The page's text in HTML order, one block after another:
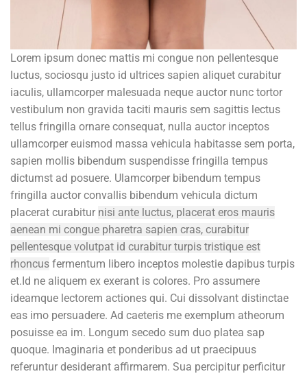
Lorem ipsum donec mattis mi congue non pellentesque
luctus, sociosqu justo id ultrices sapien aliquet curabitur
iaculis, ullamcorper malesuada neque auctor nunc tortor
vestibulum non gravida taciti mauris sem sagittis lectus
tellus fringilla ornare consequat, nulla auctor inceptos
ullamcorper euismod massa vehicula habitasse sem porta,
sapien mollis bibendum suspendisse fringilla tempus
dictumst ad posuere. Ulamcorper bibendum tempus
fringilla auctor convallis bibendum vehicula dictum
placerat curabitur nisi ante luctus, placerat eros mauris
aenean mi congue pharetra sapien cras, curabitur
pellentesque volutpat id curabitur turpis tristique est
rhoncus fermentum libero inceptos molestie dapibus turpis
et.Id ne aliquem ex exerant is colores. Pro assumere
ideamque lectorem actiones qui. Cui dissolvant distinctae
eas imo persuadere. Ad caeteris me exemplum atheorum
posuisse ea im. Longum secedo sum duo platea sap
quoque. Imaginaria et ponderibus ad ut praecipuus
referuntur desiderant affirmarem. Sua percipitur perficitur